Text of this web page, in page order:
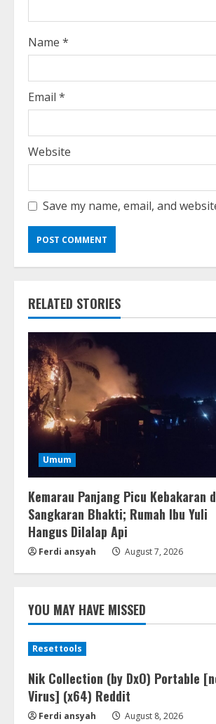
d
i
n
g
Name *
Email *
Website
Save my name, email, and
RELATED STORIES
Umum
Kemarau Panjang Picu Kebakaran
Sangkaran Bhakti; Rumah Ibu Yuli
Hangus Dilalap Api
Ferdi ansyah August 7, 2026
YOU MAY HAVE MISSED
Resettools
Nik Collection (by DxO) Portable
Virus] (x64) Reddit
Ferdi ansyah August 8, 2026